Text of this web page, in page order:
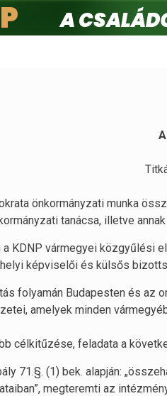
önkormányzati munka
tanácsa, illetve
KDNP vármegyei közgyűlési
képviselői és külsős
folyamán Budapesten és az
amelyek minden
célkitűzése, feladata a
71.§. (1) bek. alapján:
megteremti az